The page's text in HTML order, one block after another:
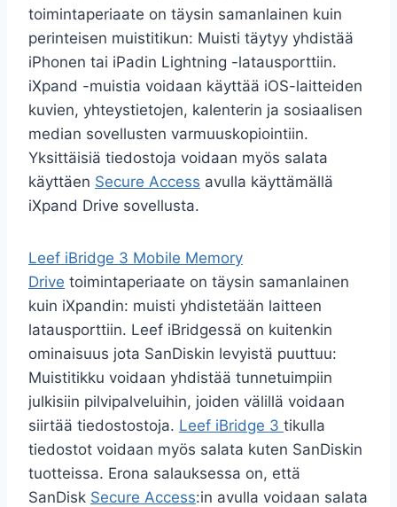
toimintaperiaate on täysin samanlainen kuin
perinteisen muistitikun: Muisti täytyy yhdistää
iPhonen tai iPadin Lightning -latausporttiin.
iXpand -muistia voidaan käyttää iOS-laitteiden
kuvien, yhteystietojen, kalenterin ja sosiaalisen
median sovellusten varmuuskopiointiin.
Yksittäisiä tiedostoja voidaan myös salata
käyttäen Secure Access avulla käyttämällä
iXpand Drive sovellusta.
Leef iBridge 3 Mobile Memory
Drive toimintaperiaate on täysin samanlainen
kuin iXpandin: muisti yhdistetään laitteen
latausporttiin. Leef iBridgessä on kuitenkin
ominaisuus jota SanDiskin levyistä puuttuu:
Muistitikku voidaan yhdistää tunnetuimpiin
julkisiin pilvipalveluihin, joiden välillä voidaan
siirtää tiedostostoja. Leef iBridge 3 tikulla
tiedostot voidaan myös salata kuten SanDiskin
tuotteissa. Erona salauksessa on, että
SanDisk Secure Access:in avulla voidaan salata